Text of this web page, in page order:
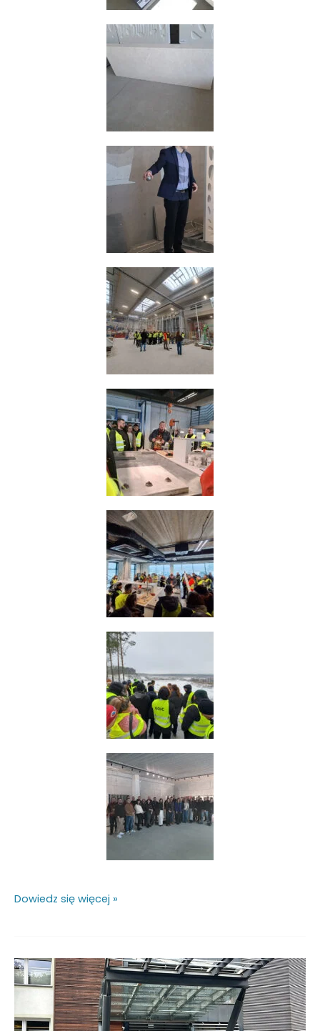
Dowiedz się więcej »
CRUSIL
na
seminarium
branży